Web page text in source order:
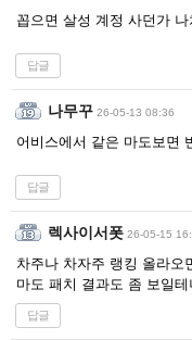
꼽으면 살성 계정 사던가
답글
나무꾸 26-05-13 08:36
어비스에서 같은 마도보면
답글
렉사이서폿 26-05-15
차주나 차자주 랭킹 올라오
마도 패치 결과도 좀 보일테
답글